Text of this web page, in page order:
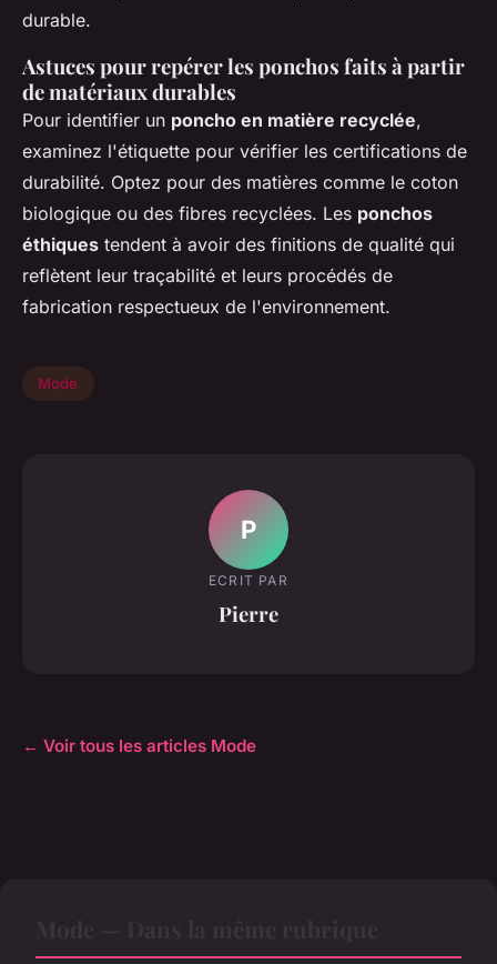
durable.
Astuces pour repérer les ponchos faits à partir
de matériaux durables
Pour identifier un poncho en matière recyclée,
examinez l'étiquette pour vérifier les certifications de
durabilité. Optez pour des matières comme le coton
biologique ou des fibres recyclées. Les ponchos
éthiques tendent à avoir des finitions de qualité qui
reflètent leur traçabilité et leurs procédés de
fabrication respectueux de l'environnement.
Mode
P
ECRIT PAR
Pierre
← Voir tous les articles Mode